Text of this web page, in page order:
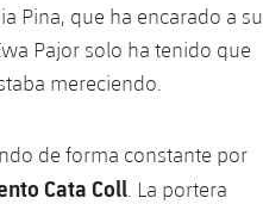
Pina, que ha encarado a su
Pajor solo ha tenido que
mereciendo.
de forma constante por
Cata Coll . La portera